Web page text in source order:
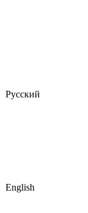
Русский
English